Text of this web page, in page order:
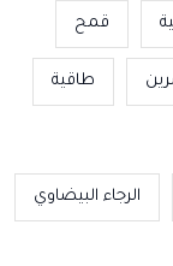
قمح
طاقية
الرجاء البيضاوي